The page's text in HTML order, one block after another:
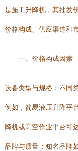
是施工升降机，其批发
价格构成、供应渠道和
一、价格构成因素
设备类型与规格：不同
例如，简易液压升降平
降机或高空作业平台可
品牌与质量：知名品牌